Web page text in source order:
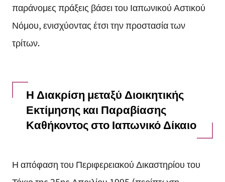
παράνομες πράξεις βάσει του Ιαπωνικού Αστικού
Νόμου, ενισχύοντας έτσι την προστασία των
τρίτων.
Η Διακρίση μεταξύ Διοικητικής
Εκτίμησης και Παραβίασης
Καθήκοντος στο Ιαπωνικό Δίκαιο
Η απόφαση του Περιφερειακού Δικαστηρίου του